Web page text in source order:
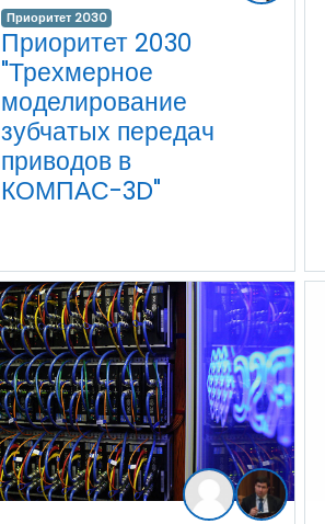
Приоритет 2030
Приоритет 2030
"Трехмерное
моделирование
зубчатых передач
приводов в
КОМПАС-3D"